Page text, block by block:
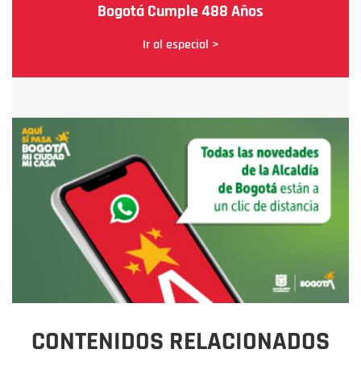
Bogotá Cumple 488 Años
Ir al especial >
CONTENIDOS RELACIONADOS